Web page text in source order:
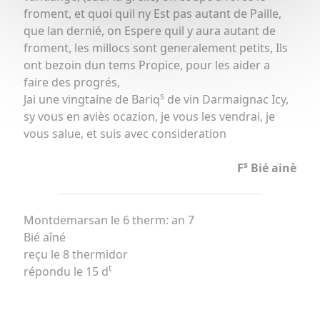
froment, et quoi quil ny Est pas autant de Paille,
que lan dernié, on Espere quil y aura autant de
froment, les millocs sont generalement petits, Ils
ont bezoin dun tems Propice, pour les aider a
faire des progrés,
Jai une vingtaine de Bariqs de vin Darmaignac Icy,
sy vous en aviès ocazion, je vous les vendrai, je
vous salue, et suis avec consideration
Fs Bié ainè
Montdemarsan le 6 therm: an 7
Bié aîné
reçu le 8 thermidor
répondu le 15 dt